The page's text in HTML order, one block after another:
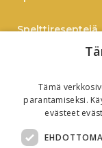
Spelttireseptejä
Verkkokauppaan
B2B
Tämä
parantamiseksi.
evästeet